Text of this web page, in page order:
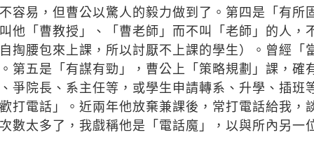
容易，但曹公以驚人的毅力做到了。第四是「有所
他「曹教授」、「曹老師」而不叫「老師」的人，
掏腰包來上課，所以討厭不上課的學生）。曾經「
第五是「有謀有勁」，曹公上「策略規劃」課，確
爭院長、系主任等，或學生申請轉系、升學、插班
打電話」。近兩年他放棄兼課後，常打電話給我，
數太多了，我戲稱他是「電話魔」，以與所內另一